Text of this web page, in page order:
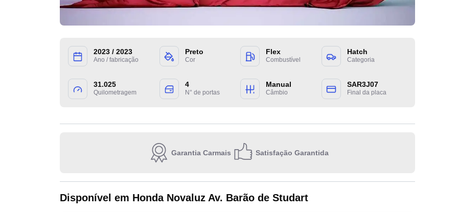
2023 / 2023
Ano / fabricação
Preto
Cor
Flex
Combustível
Hatch
Categoria
31.025
Quilometragem
4
N° de portas
Manual
Câmbio
SAR3J07
Final da placa
Garantia Carmais Satisfação Garantida
Disponível em Honda Novaluz Av. Barão de Studart